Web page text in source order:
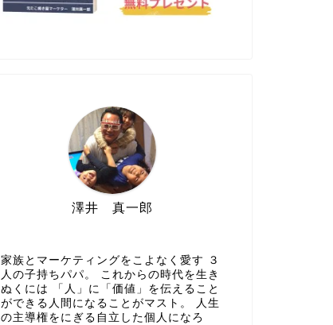
澤井 真一郎
家族とマーケティングをこよなく愛す ３
人の子持ちパパ。 これからの時代を生き
ぬくには 「人」に「価値」を伝えること
ができる人間になることがマスト。 人生
の主導権をにぎる自立した個人になろ